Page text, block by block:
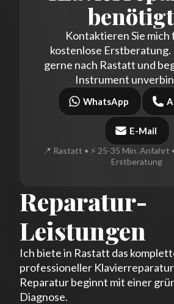
Kontaktieren Sie mich
kostenlose Erstberatung.
gerne nach Rastatt und
Instrument
WhatsApp
E-Mail
📍 Rastatt • ⚡ 25-35 Min. Anfahrt
Erstberatung
Reparatur-
Leistungen
Ich biete in Rastatt das
professioneller
Reparatur beginnt mit einer
Diagnose.